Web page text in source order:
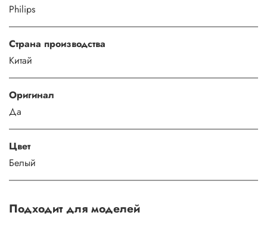
Philips
Страна производства
Китай
Оригинал
Да
Цвет
Белый
Подходит для моделей